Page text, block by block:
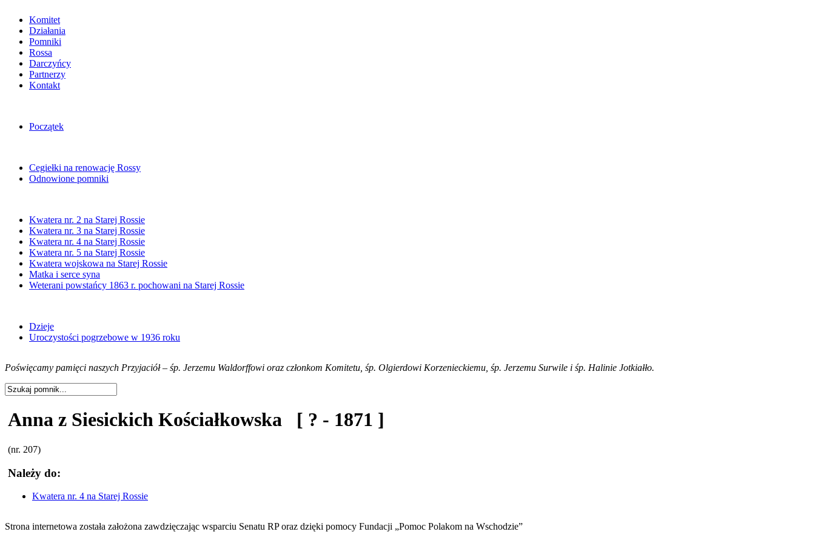
Komitet
Działania
Pomniki
Rossa
Darczyńcy
Partnerzy
Kontakt
Początek
Cegiełki na renowację Rossy
Odnowione pomniki
Kwatera nr. 2 na Starej Rossie
Kwatera nr. 3 na Starej Rossie
Kwatera nr. 4 na Starej Rossie
Kwatera nr. 5 na Starej Rossie
Kwatera wojskowa na Starej Rossie
Matka i serce syna
Weterani powstańcy 1863 r. pochowani na Starej Rossie
Dzieje
Uroczystości pogrzebowe w 1936 roku
Poświęcamy pamięci naszych Przyjaciół – śp. Jerzemu Waldorffowi oraz członkom Komitetu, śp. Olgierdowi Korzenieckiemu, śp. Jerzemu Surwile i śp. Halinie Jotkiałło.
Anna z Siesickich Kościałkowska [ ? - 1871 ]
(nr. 207)
Należy do:
Kwatera nr. 4 na Starej Rossie
Strona internetowa została założona zawdzięczając wsparciu Senatu RP oraz dzięki pomocy Fundacji „Pomoc Polakom na Wschodzie”